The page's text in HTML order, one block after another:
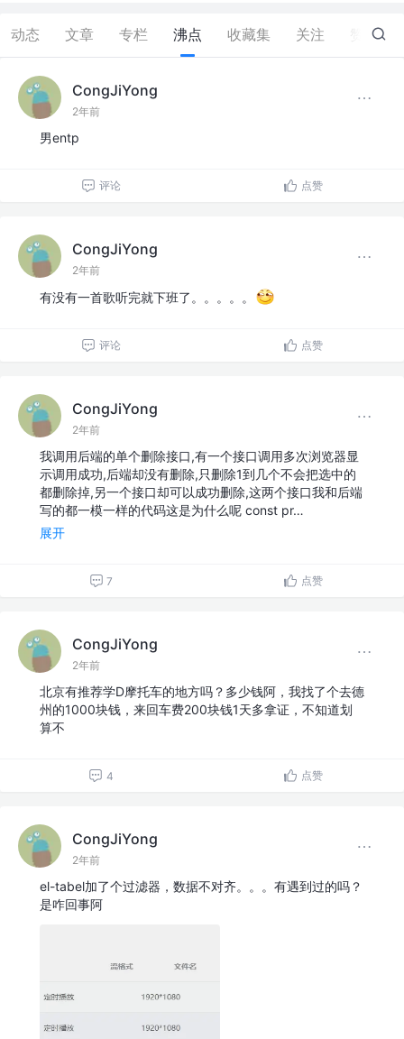
动态 文章 专栏 沸点 收藏集 关注 6
CongJiYong
2年前
男entp
评论 点赞
CongJiYong
2年前
有没有一首歌听完就下班了。。。。。
评论 点赞
CongJiYong
2年前
我调用后端的单个删除接口,有一个接口调用多次浏览器显
示调用成功,后端却没有删除,只删除1到几个不会把选中的
都删除掉,另一个接口却可以成功删除,这两个接口我和后端
写的都一模一样的代码这是为什么呢 const pr…
展开
7 点赞
CongJiYong
2年前
北京有推荐学D摩托车的地方吗？多少钱阿，我找了个去德
州的1000块钱，来回车费200块钱1天多拿证，不知道划
算不
4 点赞
CongJiYong
2年前
el-tabel加了个过滤器，数据不对齐。。。有遇到过的吗？
是咋回事阿